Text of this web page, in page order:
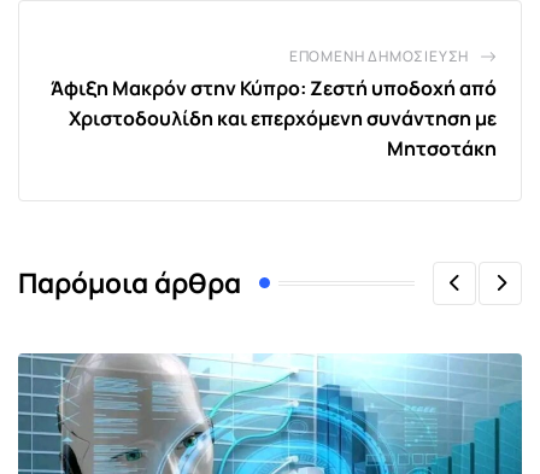
ΕΠΌΜΕΝΗ ΔΗΜΟΣΊΕΥΣΗ
Άφιξη Μακρόν στην Κύπρο: Ζεστή υποδοχή από
Χριστοδουλίδη και επερχόμενη συνάντηση με
Μητσοτάκη
Παρόμοια άρθρα